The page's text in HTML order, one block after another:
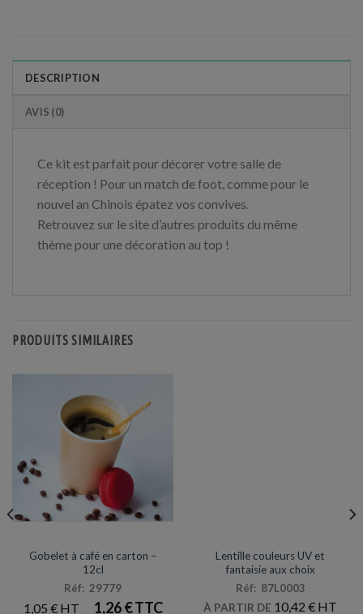
DESCRIPTION
AVIS (0)
Ce kit est parfait pour décorer votre salle de
réception ! Pour un match de foot, comme pour le
nouvel an Chinois épatez vos convives.
Retrouvez sur le site d’autres produits du même
thème pour une décoration au top !
PRODUITS SIMILAIRES
Gobelet à café en carton –
12cl
Réf: 29779
1,05 € 1,26€
Lentille couleurs UV et
fantaisie aux choix
Réf: 87L0003
À PARTIR DE 10,42 €